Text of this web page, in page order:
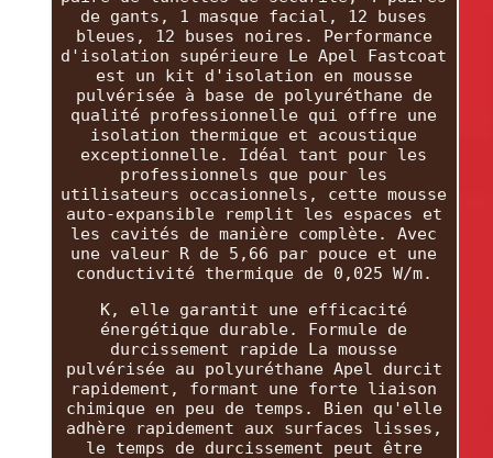
de gants, 1 masque facial, 12 buses
bleues, 12 buses noires. Performance
d'isolation supérieure Le Apel Fastcoat
est un kit d'isolation en mousse
pulvérisée à base de polyuréthane de
qualité professionnelle qui offre une
isolation thermique et acoustique
exceptionnelle. Idéal tant pour les
professionnels que pour les
utilisateurs occasionnels, cette mousse
auto-expansible remplit les espaces et
les cavités de manière complète. Avec
une valeur R de 5,66 par pouce et une
conductivité thermique de 0,025 W/m.
K, elle garantit une efficacité
énergétique durable. Formule de
durcissement rapide La mousse
pulvérisée au polyuréthane Apel durcit
rapidement, formant une forte liaison
chimique en peu de temps. Bien qu'elle
adhère rapidement aux surfaces lisses,
le temps de durcissement peut être